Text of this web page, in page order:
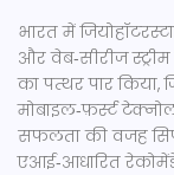
भारत में
और वेब‑सीरीज
का पत्थर पार
मोबाइल‑फ़र्स्ट
सफलता की वजह
एआई‑आधारित